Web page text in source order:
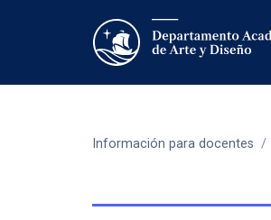
Información para docentes /